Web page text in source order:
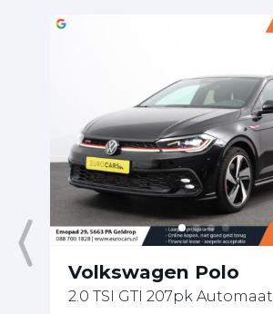
Volkswagen Polo
2.0 TSI GTI 207pk Automaat